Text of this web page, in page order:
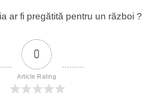
ar fi pregătită pentru un război ?
0
Article Rating